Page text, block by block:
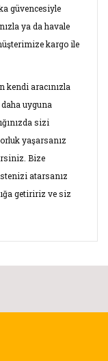
güvencesiyle
ya da havale
kargo ile
kendi aracınızla
uyguna
sizi
yaşarsanız
Bize
atarsanız
getiririz ve siz